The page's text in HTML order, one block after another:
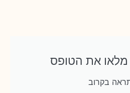
את הטופס